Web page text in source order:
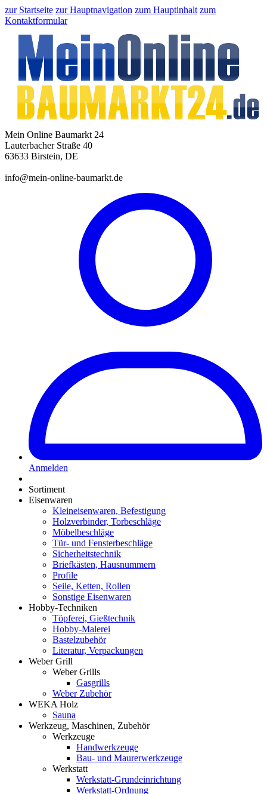
zur Startseite zur Hauptnavigation zum Hauptinhalt zum
Kontaktformular
Mein Online Baumarkt 24
Lauterbacher Straße 40
63633 Birstein, DE
info@mein-online-baumarkt.de
Anmelden
Sortiment
Eisenwaren
Kleineisenwaren, Befestigung
Holzverbinder, Torbeschläge
Möbelbeschläge
Tür- und Fensterbeschläge
Sicherheitstechnik
Briefkästen, Hausnummern
Profile
Seile, Ketten, Rollen
Sonstige Eisenwaren
Hobby-Techniken
Töpferei, Gießtechnik
Hobby-Malerei
Bastelzubehör
Literatur, Verpackungen
Weber Grill
Weber Grills
Gasgrills
Weber Zubehör
WEKA Holz
Sauna
Werkzeug, Maschinen, Zubehör
Werkzeuge
Handwerkzeuge
Bau- und Maurerwerkzeuge
Werkstatt
Werkstatt-Grundeinrichtung
Werkstatt-Ordnung